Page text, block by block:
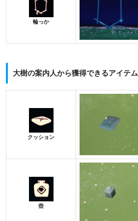
輪っか
大樹の案内人から獲得できるアイテム
クッション
壺